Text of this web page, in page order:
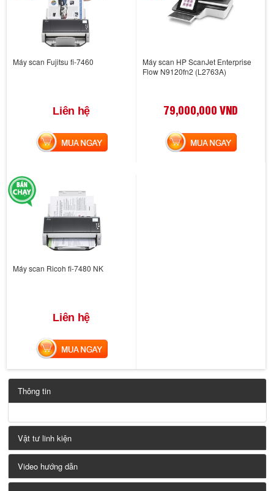
Máy scan Fujitsu fi-7460
Liên hệ
MUA NGAY
Máy scan HP ScanJet Enterprise
Flow N9120fn2 (L2763A)
79,000,000 VND
MUA NGAY
Máy scan Ricoh fi-7480 NK
Liên hệ
MUA NGAY
Thông tin
Vật tư linh kiện
Video hướng dẫn